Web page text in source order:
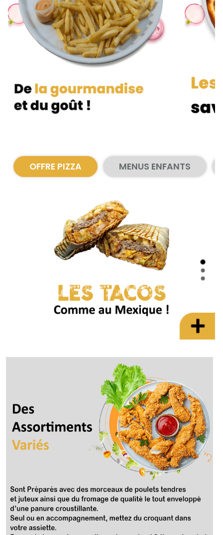
Zones de Livraison
OFFRE PIZZA MENUS ENFANTS